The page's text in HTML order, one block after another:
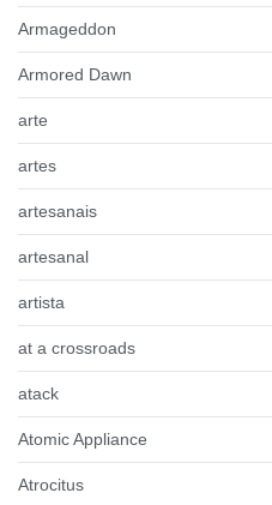
Armageddon
Armored Dawn
arte
artes
artesanais
artesanal
artista
at a crossroads
atack
Atomic Appliance
Atrocitus